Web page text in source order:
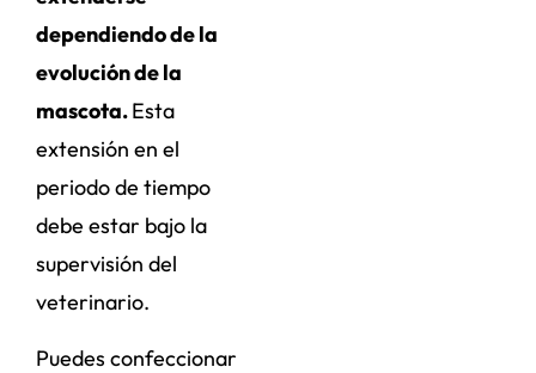
dependiendo de la
evolución de la
mascota.Esta
extensión en el
periodo de tiempo
debe estar bajo la
supervisión del
veterinario.
Puedes confeccionar